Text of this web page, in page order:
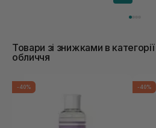
Товари зі знижками в
обличчя
-40% -40%